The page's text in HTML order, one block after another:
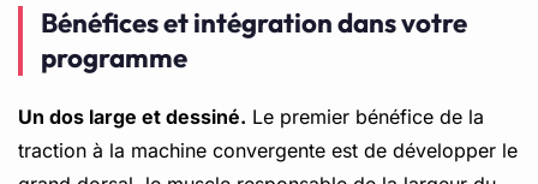
Bénéfices et intégration dans votre
programme
Un dos large et dessiné. Le premier bénéfice de la
traction à la machine convergente est de développer le